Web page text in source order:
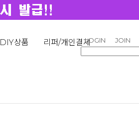
DIY상품 리퍼/개인결제LOGIN JOIN